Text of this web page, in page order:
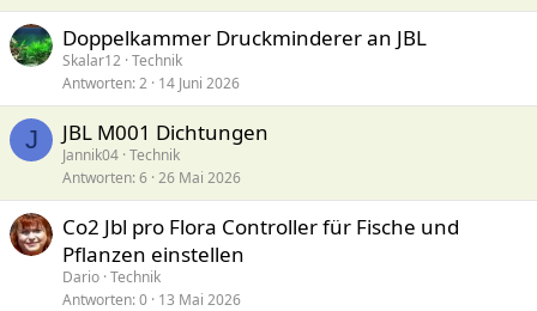
Doppelkammer Druckminderer an JBL
Skalar12 Technik
Antworten 2 14 Juni 2026
J JBL M001 Dichtungen
Jannik04 Technik
Antworten 6 26 Mai 2026
Co2 Jbl pro Flora Controller für Fische und
Pflanzen einstellen
Dario Technik
Antworten 0 13 Mai 2026